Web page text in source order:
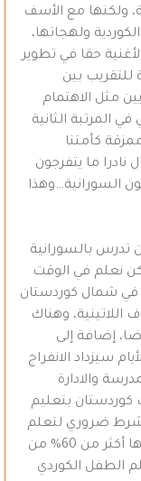
ولكنها مع الأسف
ولهجاتها،
حقا في تطوير
للتقريب بين
مثل الاهتمام
المرتبة الثانية
كأمتنا
ما يتفرجون
السورانية…وهذا
تدرس بالسورانية
نعلم في الوقت
في شمال كوردستان
اللاتينية، وهناك
إضافة إلى
سيزداد الانفراج
والادارة
بتعليم
شرط ضروري لتعلم
اللهجة الكورمانجية الشمالية التي يتكلم بها أكثر من 60% من
الطفل الكوردي